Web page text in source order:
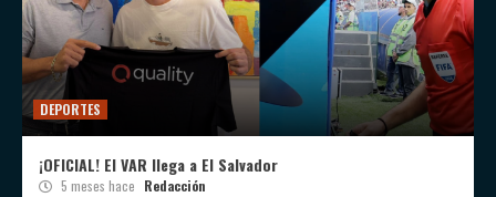
DEPORTES
¡OFICIAL! El VAR llega a El Salvador
5 meses hace Redacción